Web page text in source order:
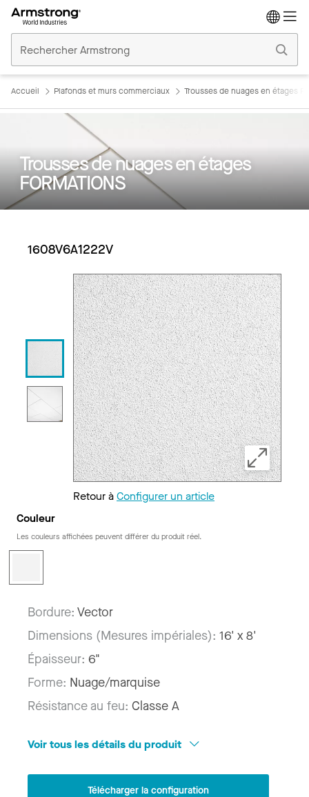
Plafonds
Commerciaux
Accueil Plafonds et murs commerciaux Trousses de nuages en étages
Trousses de nuages en étages
FORMATIONS
1608V6A1222V
Retour àConfigurer un article
Couleur
Les couleurs affichées peuvent différer du produit réel.
Bordure: Vector
Dimensions (Mesures impériales): 16' x 8'
Épaisseur: 6"
Forme: Nuage/marquise
Résistance au feu: Classe A
Voir tous les détails du produit
Télécharger la configuration